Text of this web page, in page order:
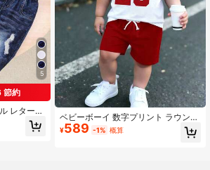
5
節約
レター&
Tシャツ
ット 2点
ベビーボーイ 数字プリント ラウンド
ネック 半袖Tシャツ ショーツ カジュ
アル デイリーアウトフィット
¥589 -1% 概算